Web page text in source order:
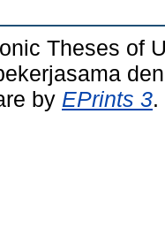
Theses of
by EPrints 3.